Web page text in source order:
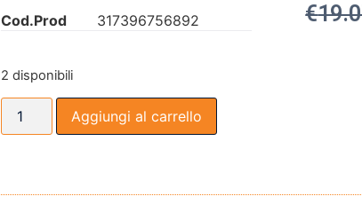
Cod.Prod 317396756892 €
2 disponibili
Aggiungi al carrello